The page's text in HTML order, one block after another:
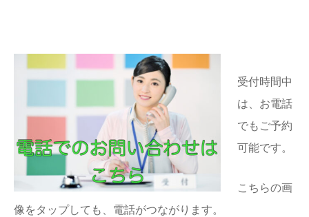
受付時間中
は、お電話
でもご予約
可能です。
こちらの画
像をタップしても、電話がつながります。